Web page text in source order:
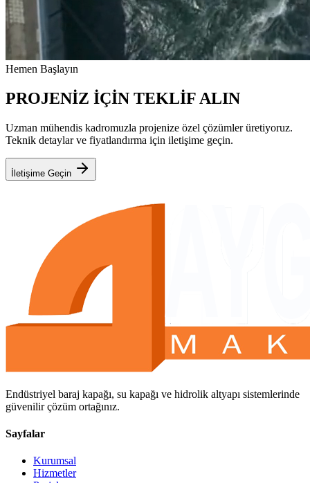
Hemen Başlayın
PROJENİZ İÇİN TEKLİF ALIN
Uzman mühendis kadromuzla projenize özel çözümler üretiyoruz.
Teknik detaylar ve fiyatlandırma için iletişime geçin.
İletişime Geçin
Endüstriyel baraj kapağı, su kapağı ve hidrolik altyapı sistemlerinde
güvenilir çözüm ortağınız.
Sayfalar
Kurumsal
Hizmetler